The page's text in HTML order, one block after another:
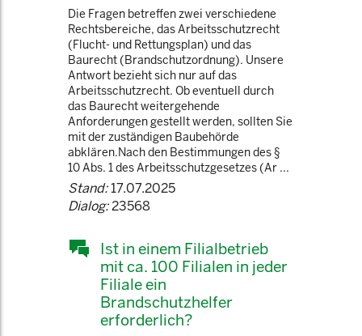
Die Fragen betreffen zwei verschiedene
Rechtsbereiche, das Arbeitsschutzrecht
(Flucht- und Rettungsplan) und das
Baurecht (Brandschutzordnung). Unsere
Antwort bezieht sich nur auf das
Arbeitsschutzrecht. Ob eventuell durch
das Baurecht weitergehende
Anforderungen gestellt werden, sollten Sie
mit der zuständigen Baubehörde
abklären.Nach den Bestimmungen des §
10 Abs. 1 des Arbeitsschutzgesetzes (Ar ...
Stand:17.07.2025
Dialog:23568
Ist in einem Filialbetrieb
mit ca. 100 Filialen in jeder
Filiale ein
Brandschutzhelfer
erforderlich?